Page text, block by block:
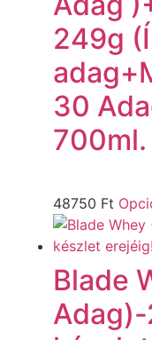
249g
30
700ml.
48750 Ft
Blade